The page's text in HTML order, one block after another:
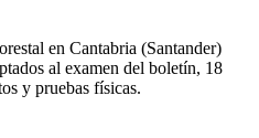
en Cantabria (Santander)
al examen del boletín, 18
y pruebas físicas.